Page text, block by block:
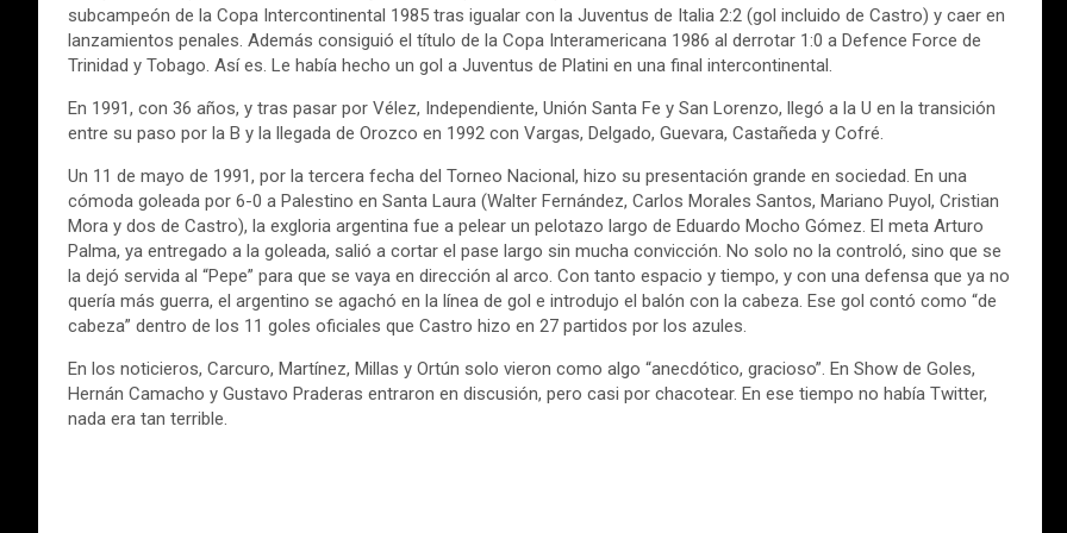
subcampeón de la Copa Intercontinental 1985 tras igualar con la Juventus de Italia 2:2 (gol incluido de Castro) y caer en
lanzamientos penales. Además consiguió el título de la Copa Interamericana 1986 al derrotar 1:0 a Defence Force de
Trinidad y Tobago. Así es. Le había hecho un gol a Juventus de Platini en una final intercontinental.
En 1991, con 36 años, y tras pasar por Vélez, Independiente, Unión Santa Fe y San Lorenzo, llegó a la U en la transición
entre su paso por la B y la llegada de Orozco en 1992 con Vargas, Delgado, Guevara, Castañeda y Cofré.
Un 11 de mayo de 1991, por la tercera fecha del Torneo Nacional, hizo su presentación grande en sociedad. En una
cómoda goleada por 6-0 a Palestino en Santa Laura (Walter Fernández, Carlos Morales Santos, Mariano Puyol, Cristian
Mora y dos de Castro), la exgloria argentina fue a pelear un pelotazo largo de Eduardo Mocho Gómez. El meta Arturo
Palma, ya entregado a la goleada, salió a cortar el pase largo sin mucha convicción. No solo no la controló, sino que se
la dejó servida al “Pepe” para que se vaya en dirección al arco. Con tanto espacio y tiempo, y con una defensa que ya no
quería más guerra, el argentino se agachó en la línea de gol e introdujo el balón con la cabeza. Ese gol contó como “de
cabeza” dentro de los 11 goles oficiales que Castro hizo en 27 partidos por los azules.
En los noticieros, Carcuro, Martínez, Millas y Ortún solo vieron como algo “anecdótico, gracioso”. En Show de Goles,
Hernán Camacho y Gustavo Praderas entraron en discusión, pero casi por chacotear. En ese tiempo no había Twitter,
nada era tan terrible.